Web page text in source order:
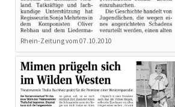
Rhein-Zeitung vom 07.10.2010